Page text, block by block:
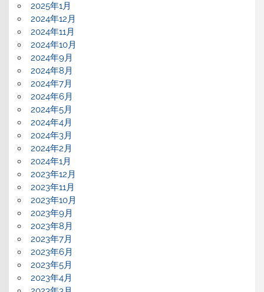
2025年1月
2024年12月
2024年11月
2024年10月
2024年9月
2024年8月
2024年7月
2024年6月
2024年5月
2024年4月
2024年3月
2024年2月
2024年1月
2023年12月
2023年11月
2023年10月
2023年9月
2023年8月
2023年7月
2023年6月
2023年5月
2023年4月